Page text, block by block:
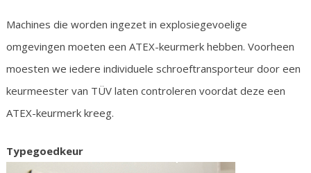
Machines die worden ingezet in explosiegevoelige
omgevingen moeten een ATEX-keurmerk hebben. Voorheen
moesten we iedere individuele schroeftransporteur door een
keurmeester van TÜV laten controleren voordat deze een
ATEX-keurmerk kreeg.
Typegoedkeur